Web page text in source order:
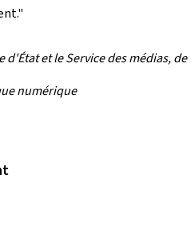
et le Service des médias, de
numérique